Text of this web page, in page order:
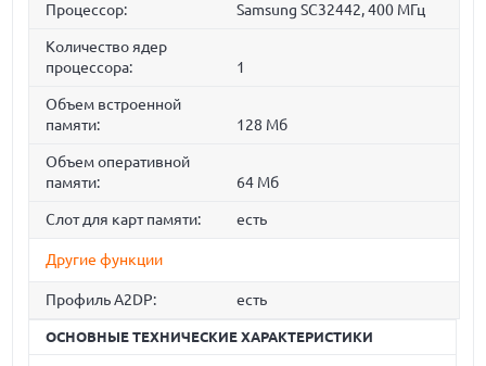
Процессор: Samsung SC32442, 400 МГц
Количество ядер
процессора:
1
Объем встроенной
памяти:
128 Мб
Объем оперативной
памяти:
64 Мб
Слот для карт памяти: есть
Другие функции
Профиль A2DP: есть
ОСНОВНЫЕ ТЕХНИЧЕСКИЕ ХАРАКТЕРИСТИКИ